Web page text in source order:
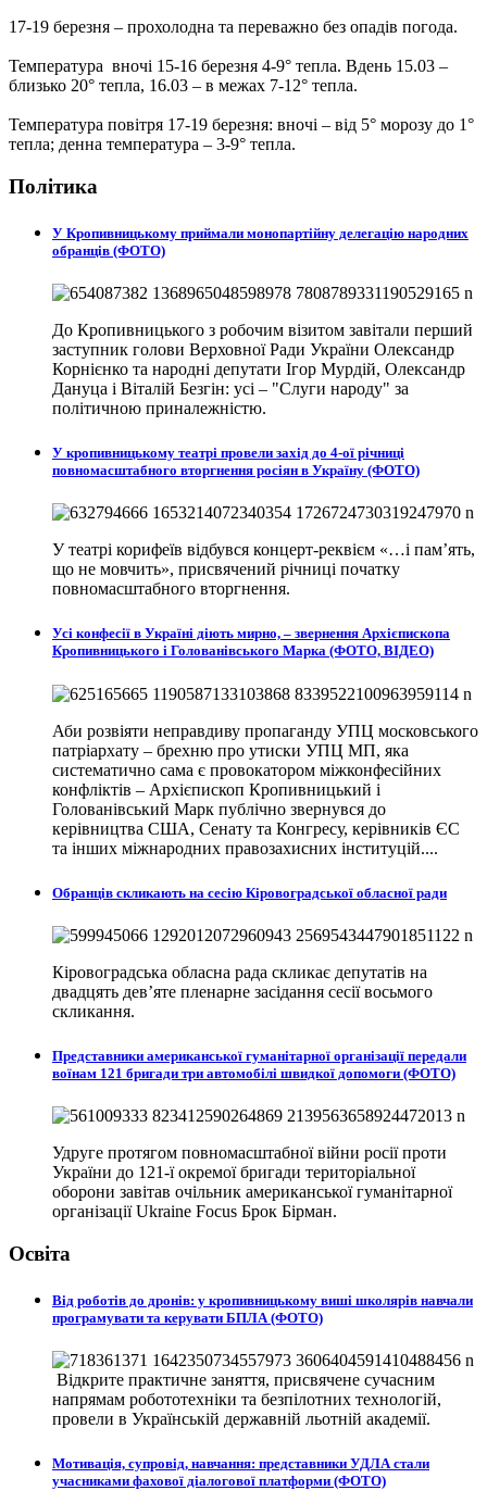
17-19 березня – прохолодна та переважно без опадів погода.
Температура вночі 15-16 березня 4-9° тепла. Вдень 15.03 –
близько 20° тепла, 16.03 – в межах 7-12° тепла.
Температура повітря 17-19 березня: вночі – від 5° морозу до 1°
тепла; денна температура – 3-9° тепла.
Політика
У Кропивницькому приймали монопартійну делегацію народних
обранців (ФОТО)
До Кропивницького з робочим візитом завітали перший
заступник голови Верховної Ради України Олександр
Корнієнко та народні депутати Ігор Мурдій, Олександр
Дануца і Віталій Безгін: усі – "Слуги народу" за
політичною приналежністю.
У кропивницькому театрі провели захід до 4-ої річниці
повномасштабного вторгнення росіян в Україну (ФОТО)
У театрі корифеїв відбувся концерт-реквієм «…і пам’ять,
що не мовчить», присвячений річниці початку
повномасштабного вторгнення.
Усі конфесії в Україні діють мирно, – звернення Архієпископа
Кропивницького і Голованівського Марка (ФОТО, ВІДЕО)
Аби розвіяти неправдиву пропаганду УПЦ московського
патріархату – брехню про утиски УПЦ МП, яка
систематично сама є провокатором міжконфесійних
конфліктів – Архієпископ Кропивницький і
Голованівський Марк публічно звернувся до
керівництва США, Сенату та Конгресу, керівників ЄС
та інших міжнародних правозахисних інституцій....
Обранців скликають на сесію Кіровоградської обласної ради
Кіровоградська обласна рада скликає депутатів на
двадцять дев’яте пленарне засідання сесії восьмого
скликання.
Представники американської гуманітарної організації передали
воїнам 121 бригади три автомобілі швидкої допомоги (ФОТО)
Удруге протягом повномасштабної війни росії проти
України до 121-ї окремої бригади територіальної
оборони завітав очільник американської гуманітарної
організації Ukraine Focus Брок Бірман.
Освіта
Від роботів до дронів: у кропивницькому виші школярів навчали
програмувати та керувати БПЛА (ФОТО)
Відкрите практичне заняття, присвячене сучасним
напрямам робототехніки та безпілотних технологій,
провели в Українській державній льотній академії.
Мотивація, супровід, навчання: представники УДЛА стали
учасниками фахової діалогової платформи (ФОТО)